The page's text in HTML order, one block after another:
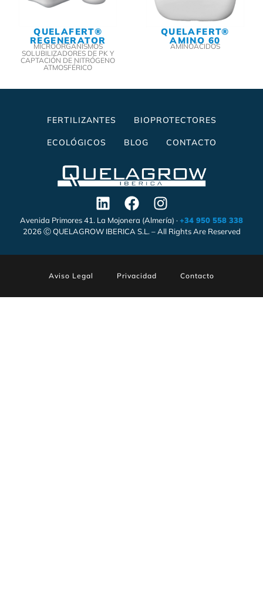
QUELAFERT®
REGENERATOR
MICROORGANISMOS
SOLUBILIZADORES DE PK Y
CAPTACIÓN DE NITRÓGENO
ATMOSFÉRICO
QUELAFERT®
AMINO 60
AMINOÁCIDOS
FERTILIZANTES BIOPROTECTORES
ECOLÓGICOS BLOG CONTACTO
Avenida Primores 41. La Mojonera (Almería) ·+34 950 558 338
2026 Ⓒ QUELAGROW IBERICA S.L. – All Rights Are Reserved
Aviso Legal Privacidad Contacto